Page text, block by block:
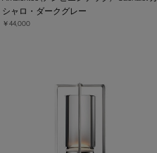
シャロ・ダークグレー
￥44,000